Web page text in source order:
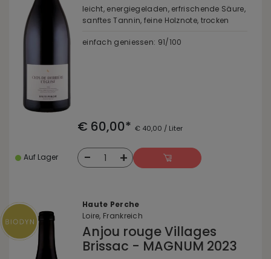
leicht, energiegeladen, erfrischende Säure,
sanftes Tannin, feine Holznote, trocken
einfach geniessen: 91/100
€ 60,00* € 40,00 / Liter
Auf Lager - 1 +
Haute Perche
Loire, Frankreich
Anjou rouge Villages
Brissac - MAGNUM 2023